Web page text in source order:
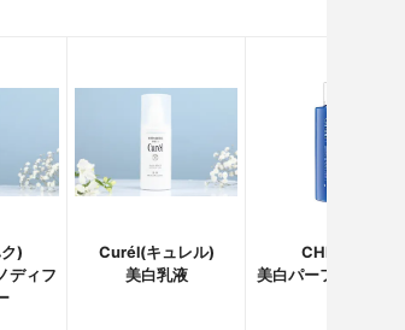
)
ディフ
Curél(キュレル)
美白乳液
CHIFURE
美白パーフェクトゲル